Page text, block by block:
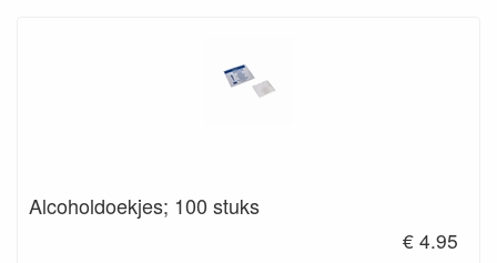
Alcoholdoekjes; 100 stuks
€ 4.95